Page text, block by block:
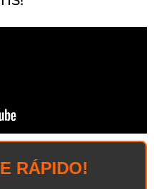
RÁPIDO!